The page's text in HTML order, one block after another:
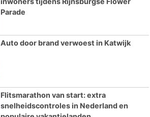
Parade
Auto door brand verwoest in Katwijk
Flitsmarathon van start: extra
snelheidscontroles in Nederland en